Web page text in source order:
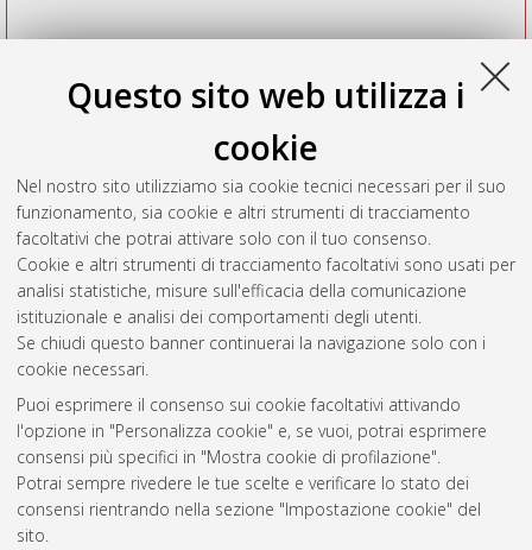
Questo sito web utilizza i
cookie
Nel nostro sito utilizziamo sia cookie tecnici necessari per il suo
funzionamento, sia cookie e altri strumenti di tracciamento
facoltativi che potrai attivare solo con il tuo consenso.
Cookie e altri strumenti di tracciamento facoltativi sono usati per
analisi statistiche, misure sull'efficacia della comunicazione
istituzionale e analisi dei comportamenti degli utenti.
Se chiudi questo banner continuerai la navigazione solo con i
cookie necessari.
Puoi esprimere il consenso sui cookie facoltativi attivando
l'opzione in "Personalizza cookie" e, se vuoi, potrai esprimere
consensi più specifici in "Mostra cookie di profilazione".
Potrai sempre rivedere le tue scelte e verificare lo stato dei
consensi rientrando nella sezione "Impostazione cookie" del
sito.
Vedi altre statistiche
Gestione del documento:
Atom
Rss
AMS Acta
ISSN: 2038-7954
re3data.org -
doi.org/10.17616/R3P19R
Servizio implementato e